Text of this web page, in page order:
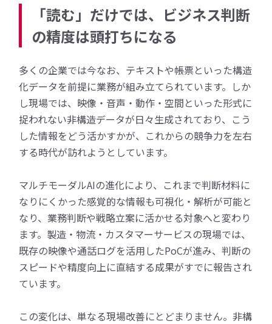
「読む」だけでは、ビジネス判断
の精度は頭打ちになる
多くの企業では今なお、テキストや帳票といった構造
化データを前提に業務が組み立てられています。しか
し現場では、映像・音声・動作・空間といった形式に
捉われない非構造データが日々生成されており、こう
した情報をどう活かすかが、これからの競争力を左右
する時代が訪れようとしています。
マルチモーダルAIの進化により、これまで判断材料に
なりにくかった感覚的な情報も可視化・解析が可能と
なり、業務判断や戦略立案に活かせる対象へと変わり
ます。製造・物流・カスタマーサービスの現場では、
既存の映像や通話ログを活用したPoCが進み、判断の
スピードや精度向上に直結する成果がすでに報告され
ています。
この変化は、単なる現場改善にとどまりません。非構